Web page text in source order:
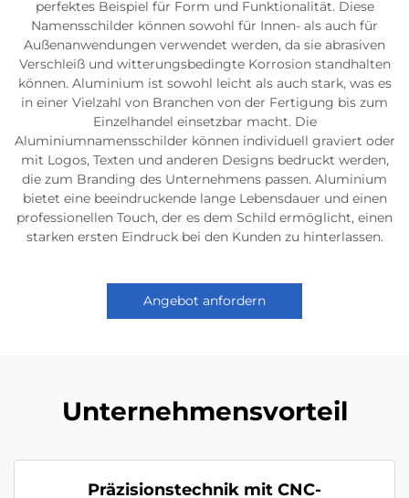
perfektes Beispiel für Form und Funktionalität. Diese
Namensschilder können sowohl für Innen- als auch für
Außenanwendungen verwendet werden, da sie abrasiven
Verschleiß und witterungsbedingte Korrosion standhalten
können. Aluminium ist sowohl leicht als auch stark, was es
in einer Vielzahl von Branchen von der Fertigung bis zum
Einzelhandel einsetzbar macht. Die
Aluminiumnamensschilder können individuell graviert oder
mit Logos, Texten und anderen Designs bedruckt werden,
die zum Branding des Unternehmens passen. Aluminium
bietet eine beeindruckende lange Lebensdauer und einen
professionellen Touch, der es dem Schild ermöglicht, einen
starken ersten Eindruck bei den Kunden zu hinterlassen.
Angebot anfordern
Unternehmensvorteil
Präzisionstechnik mit CNC-